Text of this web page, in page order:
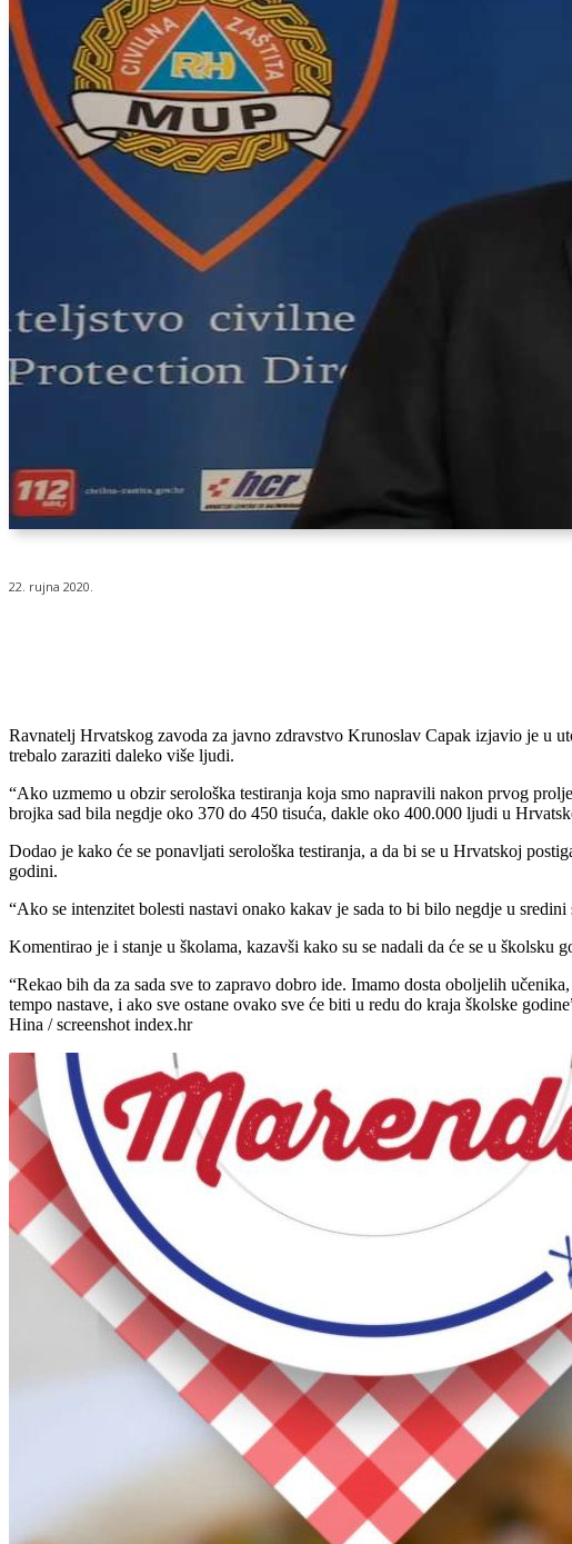
22. rujna 2020.
Ravnatelj Hrvatskog zavoda za javno zdravstvo Krunoslav Capak izjavio je u
trebalo zaraziti daleko više ljudi.
“Ako uzmemo u obzir serološka testiranja koja smo napravili nakon prvog
brojka sad bila negdje oko 370 do 450 tisuća, dakle oko 400.000 ljudi u
Dodao je kako će se ponavljati serološka testiranja, a da bi se u Hrvatskoj
godini.
“Ako se intenzitet bolesti nastavi onako kakav je sada to bi bilo negdje u
Komentirao je i stanje u školama, kazavši kako su se nadali da će se u školsku
“Rekao bih da za sada sve to zapravo dobro ide. Imamo dosta oboljelih
tempo nastave, i ako sve ostane ovako sve će biti u redu do kraja školske
Hina / screenshot index.hr